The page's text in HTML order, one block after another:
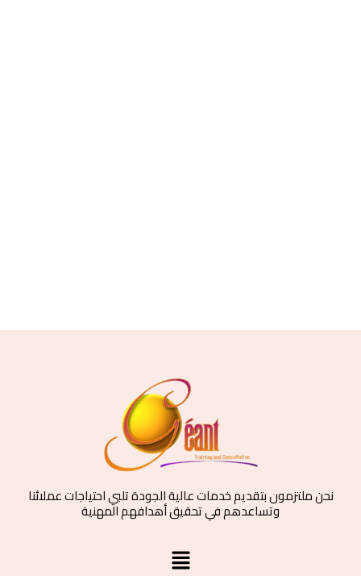
نحن ملتزمون بتقديم خدمات عالية الجودة تلبي احتياجات عملائنا
وتساعدهم في تحقيق أهدافهم المهنية
القائمة